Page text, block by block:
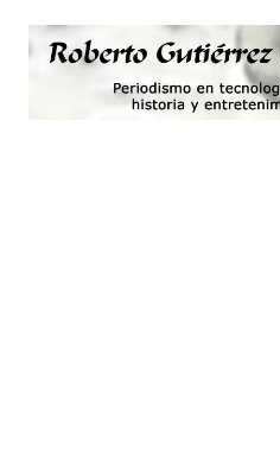
contenido